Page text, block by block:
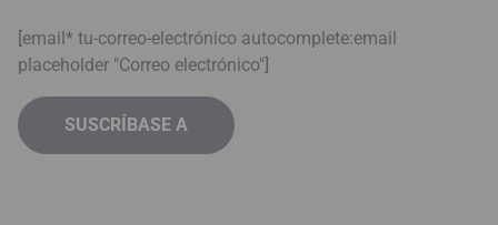
[email* tu-correo-electrónico autocomplete:email
placeholder "Correo electrónico"]